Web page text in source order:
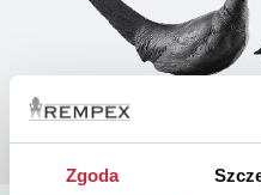
Zgoda